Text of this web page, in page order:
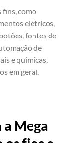
fins, como
elétricos,
fontes de
de
e químicas,
em geral.
Mega